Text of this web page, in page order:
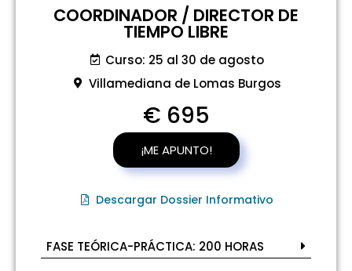
COORDINADOR / DIRECTOR DE
TIEMPO LIBRE
Curso: 25 al 30 de agosto
Villamediana de Lomas Burgos
€ 695
¡ME APUNTO!
Descargar Dossier Informativo
FASE TEÓRICA-PRÁCTICA: 200 HORAS